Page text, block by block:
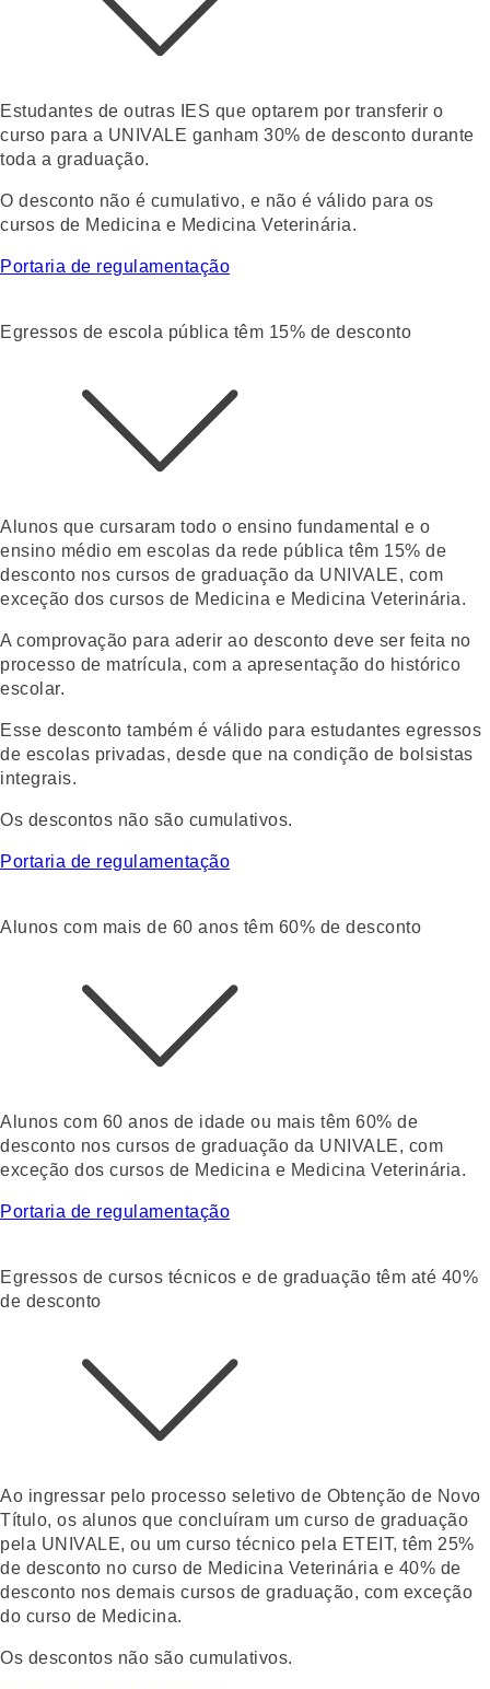
Estudantes de outras IES que optarem por transferir o
curso para a UNIVALE ganham 30% de desconto durante
toda a graduação.
O desconto não é cumulativo, e não é válido para os
cursos de Medicina e Medicina Veterinária.
Portaria de regulamentação
Egressos de escola pública têm 15% de desconto
Alunos que cursaram todo o ensino fundamental e o
ensino médio em escolas da rede pública têm 15% de
desconto nos cursos de graduação da UNIVALE, com
exceção dos cursos de Medicina e Medicina Veterinária.
A comprovação para aderir ao desconto deve ser feita no
processo de matrícula, com a apresentação do histórico
escolar.
Esse desconto também é válido para estudantes egressos
de escolas privadas, desde que na condição de bolsistas
integrais.
Os descontos não são cumulativos.
Portaria de regulamentação
Alunos com mais de 60 anos têm 60% de desconto
Alunos com 60 anos de idade ou mais têm 60% de
desconto nos cursos de graduação da UNIVALE, com
exceção dos cursos de Medicina e Medicina Veterinária.
Portaria de regulamentação
Egressos de cursos técnicos e de graduação têm até 40%
de desconto
Ao ingressar pelo processo seletivo de Obtenção de Novo
Título, os alunos que concluíram um curso de graduação
pela UNIVALE, ou um curso técnico pela ETEIT, têm 25%
de desconto no curso de Medicina Veterinária e 40% de
desconto nos demais cursos de graduação, com exceção
do curso de Medicina.
Os descontos não são cumulativos.